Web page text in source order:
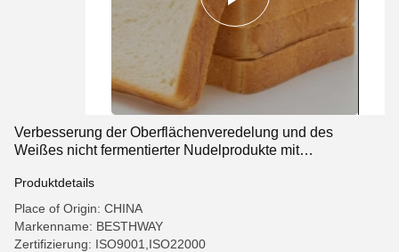
Verbesserung der Oberflächenveredelung und des
Weißes nicht fermentierter Nudelprodukte mit
Produktdetails
Place of Origin: CHINA
Markenname: BESTHWAY
Zertifizierung: ISO9001,ISO22000